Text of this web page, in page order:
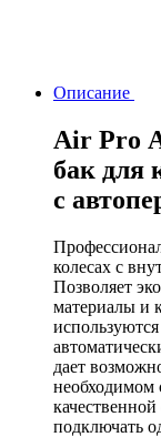
Описание
Air Pro
бак для
с
колесах с
Позволяет
материалы и
дает
необходимом
подключать